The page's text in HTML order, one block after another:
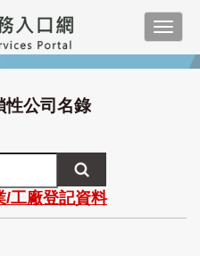
性公司名錄
/工廠登記資料